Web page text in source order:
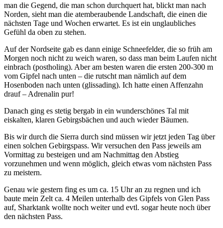
man die Gegend, die man schon durchquert hat, blickt man nach
Norden, sieht man die atemberaubende Landschaft, die einen die
nächsten Tage und Wochen erwartet. Es ist ein unglaubliches
Gefühl da oben zu stehen.
Auf der Nordseite gab es dann einige Schneefelder, die so früh am
Morgen noch nicht zu weich waren, so dass man beim Laufen nicht
einbrach (postholing). Aber am besten waren die ersten 200-300 m
vom Gipfel nach unten – die rutscht man nämlich auf dem
Hosenboden nach unten (glissading). Ich hatte einen Affenzahn
drauf – Adrenalin pur!
Danach ging es stetig bergab in ein wunderschönes Tal mit
eiskalten, klaren Gebirgsbächen und auch wieder Bäumen.
Bis wir durch die Sierra durch sind müssen wir jetzt jeden Tag über
einen solchen Gebirgspass. Wir versuchen den Pass jeweils am
Vormittag zu besteigen und am Nachmittag den Abstieg
vorzunehmen und wenn möglich, gleich etwas vom nächsten Pass
zu meistern.
Genau wie gestern fing es um ca. 15 Uhr an zu regnen und ich
baute mein Zelt ca. 4 Meilen unterhalb des Gipfels von Glen Pass
auf, Sharktank wollte noch weiter und evtl. sogar heute noch über
den nächsten Pass.